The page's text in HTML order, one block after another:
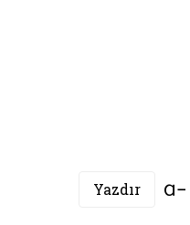
Yazdır